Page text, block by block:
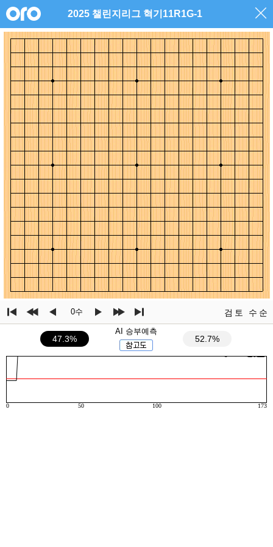
2025 챌린지리그 혁기11R1G-1
0수 검토 수순
47.3%
AI 승부예측
52.7%